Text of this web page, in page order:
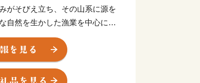
がそびえ立ち、その山系に源を
自然を生かした漁業を中心に農
した。
る重要港湾で首都圏を結ぶ海の
拠点港として今後の発展が期待